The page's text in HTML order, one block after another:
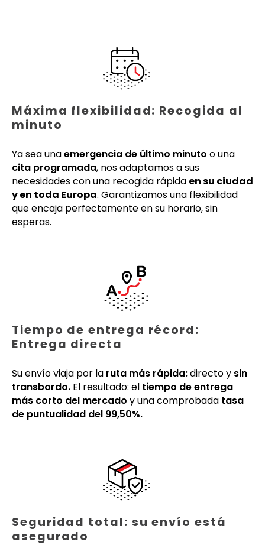
Máxima flexibilidad: Recogida al
minuto
Ya sea unaemergencia de último minuto o una
cita programada, nos adaptamos a sus
necesidades con una recogida rápida en su ciudad
y en toda Europa. Garantizamos una flexibilidad
que encaja perfectamente en su horario, sin
esperas.
Tiempo de entrega récord:
Entrega directa
Su envío viaja por la ruta más rápida:directo y sin
transbordo. El resultado: el tiempo de entrega
más corto del mercado y una comprobada tasa
de puntualidad del 99,50%.
Seguridad total: su envío está
asegurado